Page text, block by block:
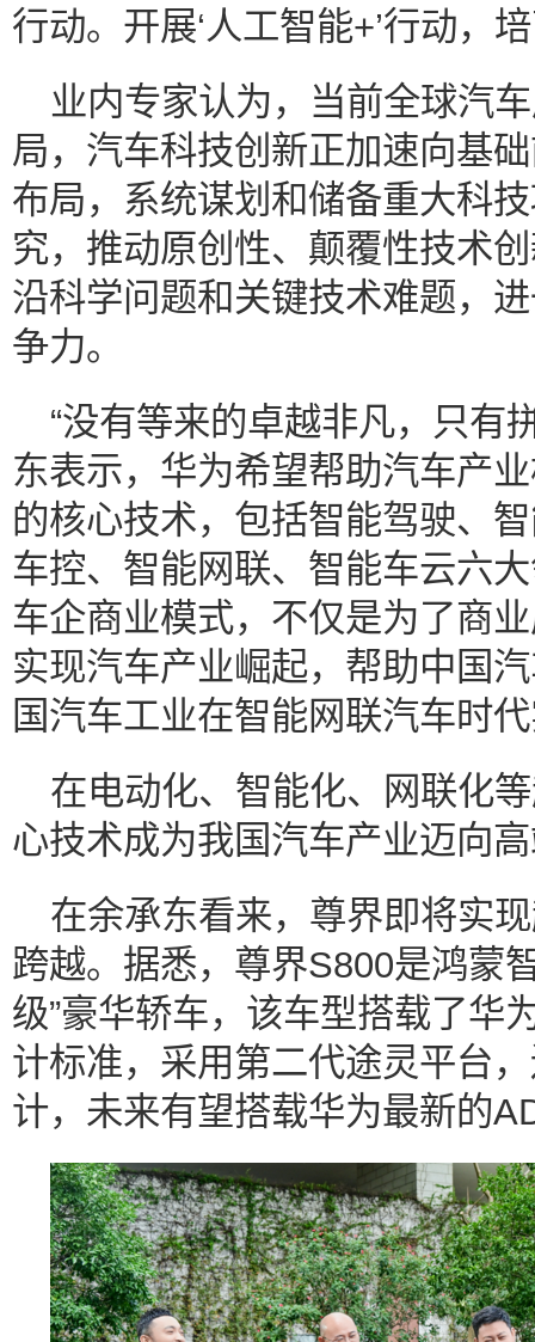
行动。开展‘人工智能+’行动，
业内专家认为，当前全球汽
局，汽车科技创新正加速向基
布局，系统谋划和储备重大科
究，推动原创性、颠覆性技术
沿科学问题和关键技术难题，
争力。
“没有等来的卓越非凡，只有
东表示，华为希望帮助汽车产
的核心技术，包括智能驾驶、
车控、智能网联、智能车云六
车企商业模式，不仅是为了商
实现汽车产业崛起，帮助中国
国汽车工业在智能网联汽车时
在电动化、智能化、网联化
心技术成为我国汽车产业迈向
在余承东看来，尊界即将实
跨越。据悉，尊界S800是鸿蒙
级”豪华轿车，该车型搭载了华
计标准，采用第二代途灵平台
计，未来有望搭载华为最新的